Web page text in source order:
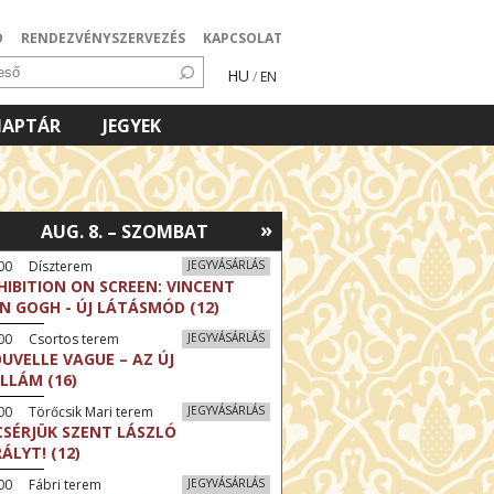
RENDEZVÉNYSZERVEZÉS KAPCSOLAT
HU / EN
JEGYEK
»
AUG. 8. – SZOMBAT
JEGYVÁSÁRLÁS
Díszterem
ON SCREEN: VINCENT
GOGH - ÚJ LÁTÁSMÓD (12)
JEGYVÁSÁRLÁS
Csortos terem
VAGUE – AZ ÚJ
(16)
JEGYVÁSÁRLÁS
Törőcsik Mari terem
SZENT LÁSZLÓ
(12)
JEGYVÁSÁRLÁS
Fábri terem